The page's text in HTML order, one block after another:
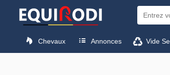
Chevaux Annonces Vide